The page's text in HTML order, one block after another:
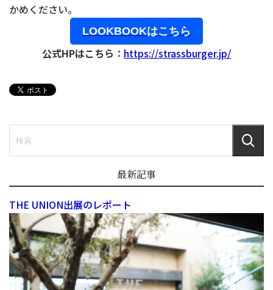
かめください。
LOOKBOOKはこちら
公式HPはこちら ： https://strassburger.jp/
最新記事
THE UNION出展のレポート